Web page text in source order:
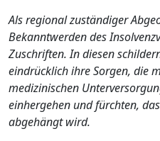
Als regional zuständiger
Bekanntwerden des
Zuschriften. In diesen
eindrücklich ihre Sorgen, die
medizinischen
einhergehen und fürchten,
abgehängt wird.